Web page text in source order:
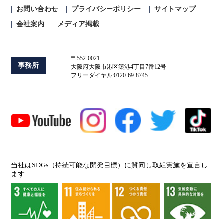
お問い合わせ プライバシーポリシー
サイトマップ
会社案内
メディア掲載
事務所
〒552-0021
大阪府大阪市港区築港4丁目7番12号
フリーダイヤル:0120-69-8745
当社はSDGs（持続可能な開発目標）に賛同し取組実施を宣言し
ます